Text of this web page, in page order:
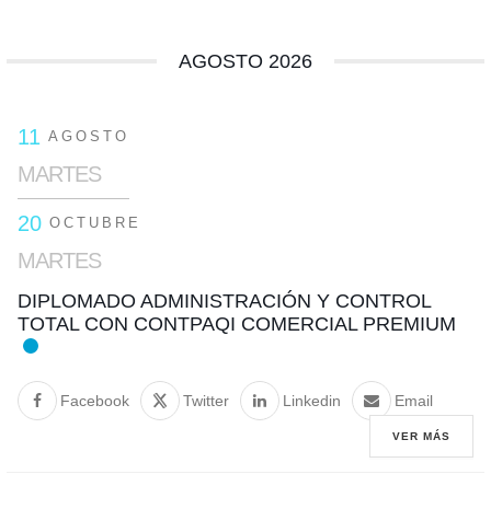
AGOSTO 2026
11 AGOSTO
MARTES
20 OCTUBRE
MARTES
DIPLOMADO ADMINISTRACIÓN Y CONTROL
TOTAL CON CONTPAQI COMERCIAL PREMIUM
Facebook Twitter Linkedin Email
VER MÁS